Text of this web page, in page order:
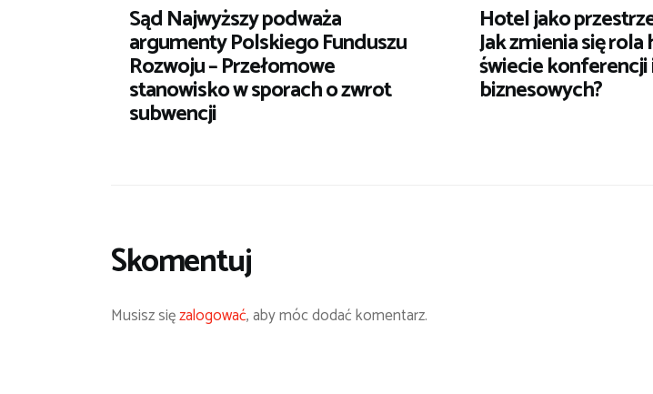
Sąd Najwyższy podważa
argumenty Polskiego Funduszu
Rozwoju – Przełomowe
stanowisko w sporach o zwrot
subwencji
Hotel jako
Jak zmienia się
świecie
biznesowych?
Skomentuj
Musisz sięzalogować, aby móc dodać komentarz.